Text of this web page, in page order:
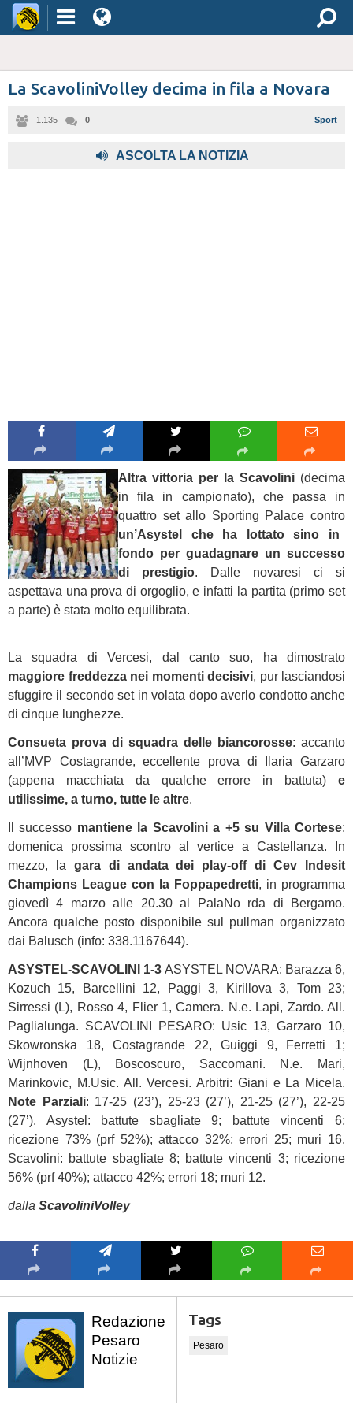
La ScavoliniVolley decima in fila a Novara
1.135 0 Sport
ASCOLTA LA NOTIZIA
Altra vittoria per la Scavolini (decima
in fila in campionato), che passa in
quattro set allo Sporting Palace contro
un’Asystel che ha lottato sino in
fondo per guadagnare un successo
di prestigio. Dalle novaresi ci si
aspettava una prova di orgoglio, e infatti la partita (primo set
a parte) è stata molto equilibrata.
La squadra di Vercesi, dal canto suo, ha dimostrato
maggiore freddezza nei momenti decisivi, pur lasciandosi
sfuggire il secondo set in volata dopo averlo condotto anche
di cinque lunghezze.
Consueta prova di squadra delle biancorosse: accanto
all’MVP Costagrande, eccellente prova di Ilaria Garzaro
(appena macchiata da qualche errore in battuta) e
utilissime, a turno, tutte le altre.
Il successo mantiene la Scavolini a +5 su Villa Cortese:
domenica prossima scontro al vertice a Castellanza. In
mezzo, la gara di andata dei play-off di Cev Indesit
Champions League con la Foppapedretti, in programma
giovedì 4 marzo alle 20.30 al PalaNo rda di Bergamo.
Ancora qualche posto disponibile sul pullman organizzato
dai Balusch (info: 338.1167644).
ASYSTEL-SCAVOLINI 1-3 ASYSTEL NOVARA: Barazza 6,
Kozuch 15, Barcellini 12, Paggi 3, Kirillova 3, Tom 23;
Sirressi (L), Rosso 4, Flier 1, Camera. N.e. Lapi, Zardo. All.
Paglialunga. SCAVOLINI PESARO: Usic 13, Garzaro 10,
Skowronska 18, Costagrande 22, Guiggi 9, Ferretti 1;
Wijnhoven (L), Boscoscuro, Saccomani. N.e. Mari,
Marinkovic, M.Usic. All. Vercesi. Arbitri: Giani e La Micela.
Note Parziali: 17-25 (23’), 25-23 (27’), 21-25 (27’), 22-25
(27’). Asystel: battute sbagliate 9; battute vincenti 6;
ricezione 73% (prf 52%); attacco 32%; errori 25; muri 16.
Scavolini: battute sbagliate 8; battute vincenti 3; ricezione
56% (prf 40%); attacco 42%; errori 18; muri 12.
dalla ScavoliniVolley
Redazione
Pesaro
Notizie
Tags
Pesaro